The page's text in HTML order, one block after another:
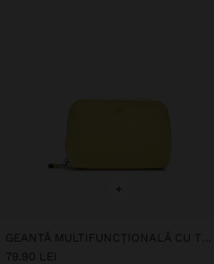
+
79.90 LEI